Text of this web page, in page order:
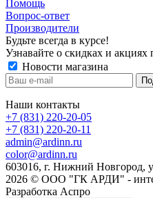
Помощь
Вопрос-ответ
Производители
Будьте всегда в курсе!
Узнавайте о скидках и
Новости магазина
Наши контакты
+7 (831) 220-20-05
+7 (831) 220-20-11
admin@ardinn.ru
color@ardinn.ru
603016, г. Нижний Новгород,
2026 © ООО "ГК АРДИ" -
Разработка Аспро